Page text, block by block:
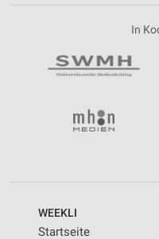
In
WEEKLI
Startseite